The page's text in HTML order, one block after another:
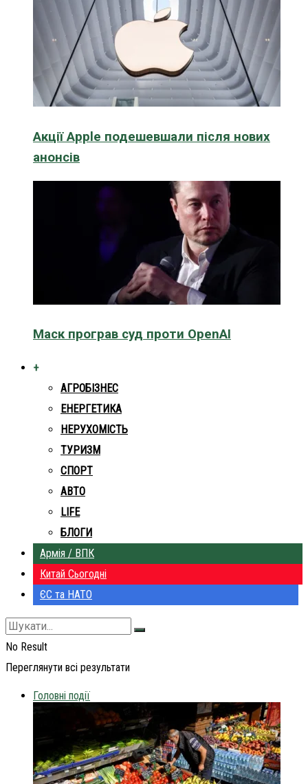
Акції Apple подешевшали після нових
анонсів
Маск програв суд проти OpenAI
+
АГРОБІЗНЕС
ЕНЕРГЕТИКА
НЕРУХОМІСТЬ
ТУРИЗМ
СПОРТ
АВТО
LIFE
БЛОГИ
Армія / ВПК
Китай Сьогодні
ЄС та НАТО
No Result
Переглянути всі результати
Головні події